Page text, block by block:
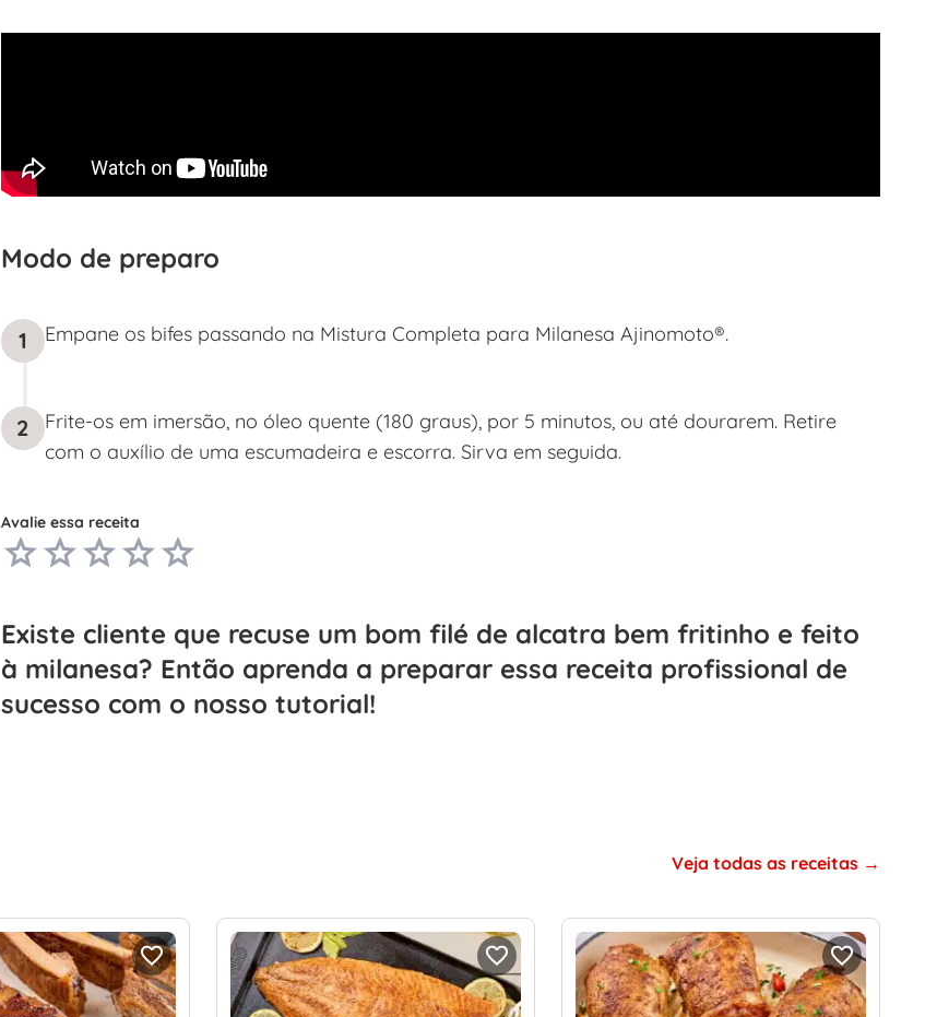
Modo de preparo
1 Empane os bifes passando na Mistura Completa para Milanesa Ajinomoto®.
2
Frite-os em imersão, no óleo quente (180 graus), por 5 minutos, ou até dourarem. Retire
com o auxílio de uma escumadeira e escorra. Sirva em seguida.
Avalie essa receita
Existe cliente que recuse um bom filé de alcatra bem fritinho e feito
à milanesa? Então aprenda a preparar essa receita profissional de
sucesso com o nosso tutorial!
Veja todas as receitas